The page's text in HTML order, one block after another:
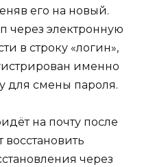
его на новый.
через электронную
в строку «логин»,
именно
для смены пароля.
на почту после
восстановить
через